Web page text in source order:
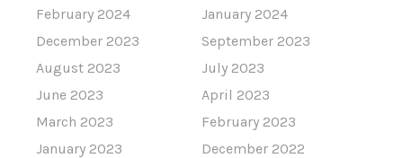
February 2024
January 2024
December 2023
September 2023
August 2023
July 2023
June 2023
April 2023
March 2023
February 2023
January 2023
December 2022